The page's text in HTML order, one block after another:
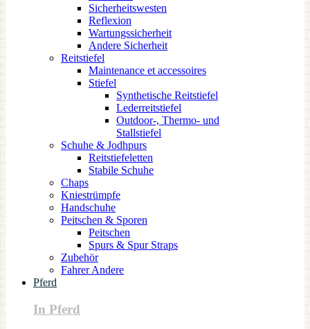
Sicherheitswesten
Reflexion
Wartungssicherheit
Andere Sicherheit
Reitstiefel
Maintenance et accessoires
Stiefel
Synthetische Reitstiefel
Lederreitstiefel
Outdoor-, Thermo- und
Stallstiefel
Schuhe & Jodhpurs
Reitstiefeletten
Stabile Schuhe
Chaps
Kniestrümpfe
Handschuhe
Peitschen & Sporen
Peitschen
Spurs & Spur Straps
Zubehör
Fahrer Andere
Pferd
In Pferd